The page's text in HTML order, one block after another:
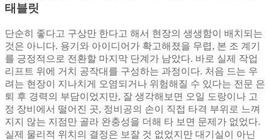
태블릿
단순히 좋다고 구상만 한다고 해서 현장의 생생함이 배치되는
것은 아니다. 용기와 아이디어가 확고해졌을 무렵, 본 조 계기
를 긍정적으로 전환할 마지막 단계가 남았다. 바로 실제 작업
리프트 위에 거치 공작대를 구성하는 과정이다. 처음 드는 우
려는 현장이 지나치게 오염되거나 위험해질 수 있다는 전문 은
퇴 후 경력의 부담이었지만, 잘 생각해보면 오일 도랑이나 고
정 장비에서 떨어진 곳, 정비공의 손이 직접 타격 부위로 느껴
지지 않는 지점만 골라 완충성을 더해 타 보면 문제가 없었다.
실제 물리적 위치의 결정은 보잘 것 없었지만 대기실이 아닌